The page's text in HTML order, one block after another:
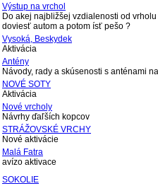
Výstup na vrchol
Do akej najbližšej vzdialenosti od
doviesť autom a potom ísť pešo ?
Vysoká, Beskydek
Aktivácia
Antény
Návody, rady a skúsenosti s anténami
NOVÉ SOTY
Aktivácia
Nové vrcholy
Návrhy ďaľších kopcov
STRÁŽOVSKÉ VRCHY
Nové aktivácie
Malá Fatra
avízo aktivace
SOKOLIE